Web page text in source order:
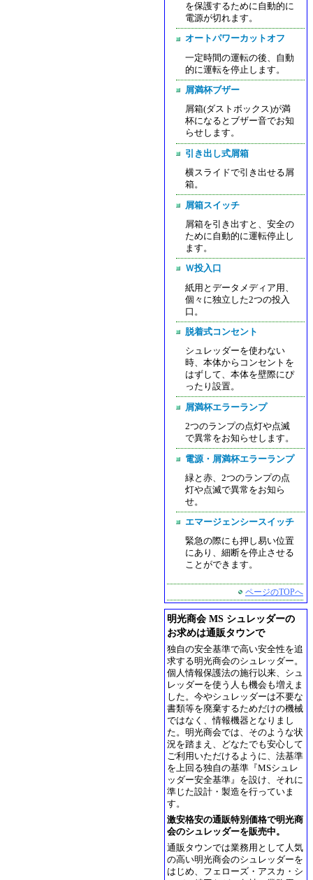
を保護するために自動的に
電源が切れます。
オートパワーカットオフ
一定時間の運転の後、自動
的に運転を停止します。
屑満杯ブザー
屑箱(ダストボックス)が満
杯になるとブザー音でお知
らせします。
引き出し式屑箱
横スライドで引き出せる屑
箱。
屑箱スイッチ
屑箱を引き出すと、安全の
ために自動的に運転停止し
ます。
Ｗ投入口
紙用とデータメディア用、
個々に独立した2つの投入
口。
脱着式コンセント
シュレッダーを使わない
時、本体からコンセントを
はずして、本体を壁際にぴ
ったり設置。
屑満杯エラーランプ
2つのランプの点灯や点滅
で異常をお知らせします。
電源・屑満杯エラーランプ
緑と赤、2つのランプの点
灯や点滅で異常をお知ら
せ。
エマージェンシースイッチ
緊急の際にも押し易い位置
にあり、細断を停止させる
ことができます。
ページのTOPへ
明光商会 MS シュレッダーの
お求めは通販タウンで
独自の安全基準で高い安全性を追
求する明光商会のシュレッダー。
個人情報保護法の施行以来、シュ
レッダーを使う人も機会も増えま
した。今やシュレッダーは不要な
書類等を廃棄するためだけの機械
ではなく、情報機器となりまし
た。明光商会では、そのような状
況を踏まえ、どなたでも安心して
ご利用いただけるように、法基準
を上回る独自の基準『MSシュレ
ッダー安全基準』を設け、それに
準じた設計・製造を行っていま
す。
激安格安の通販特別価格で明光商
会のシュレッダーを販売中。
通販タウンでは業務用として人気
の高い明光商会のシュレッダーを
はじめ、フェローズ・アスカ・シ